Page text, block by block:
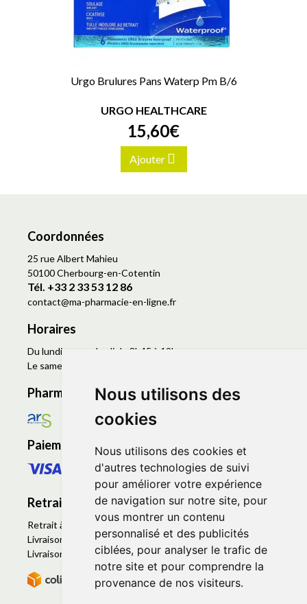
Nous utilisons des
cookies
Nous utilisons des cookies et
d'autres technologies de suivi
pour améliorer votre expérience
de navigation sur notre site, pour
vous montrer un contenu
personnalisé et des publicités
ciblées, pour analyser le trafic de
notre site et pour comprendre la
provenance de nos visiteurs.
Urgo Brulures Pans Waterp Pm B/6
URGO HEALTHCARE
15,60€
Ajouter
Coordonnées
25 rue Albert Mahieu
50100 Cherbourg-en-Cotentin
Tél. +33 2 33 53 12 86
contact@ma-pharmacie-en-ligne.fr
Horaires
Du lundi au vendredi de 8h45 à 19h
Le samedi de 9h à 19h
Pharmacie en ligne agréée
Paiement sécurisé
Retrait - Livraison
Retrait à la pharmacie - Click & Collect
Livraison en Point Relais
Livraison à domicile